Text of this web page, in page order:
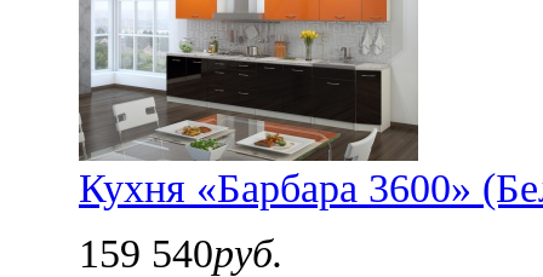
Кухня «Барбара 3600»
159 540руб.